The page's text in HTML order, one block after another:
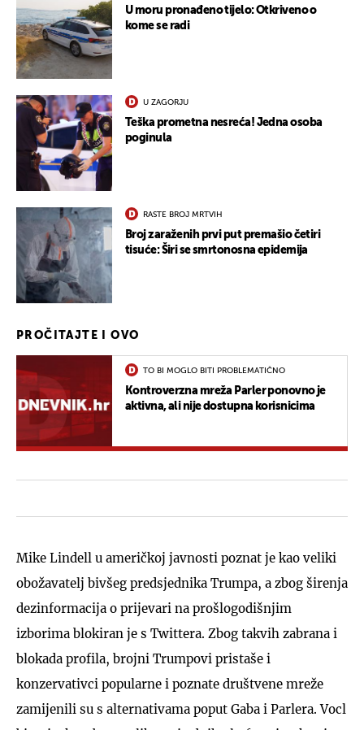
U moru pronađeno tijelo: Otkriveno o
kome se radi
U ZAGORJU
Teška prometna nesreća! Jedna osoba
poginula
RASTE BROJ MRTVIH
Broj zaraženih prvi put premašio četiri
tisuće: Širi se smrtonosna epidemija
PROČITAJTE I OVO
TO BI MOGLO BITI PROBLEMATIČNO
Kontroverzna mreža Parler ponovno je
aktivna, ali nije dostupna korisnicima
Mike Lindell u američkoj javnosti poznat je kao veliki
obožavatelj bivšeg predsjednika Trumpa, a zbog širenja
dezinformacija o prijevari na prošlogodišnjim
izborima blokiran je s Twittera. Zbog takvih zabrana i
blokada profila, brojni Trumpovi pristaše i
konzervativci popularne i poznate društvene mreže
zamijenili su s alternativama poput Gaba i Parlera. Vocl